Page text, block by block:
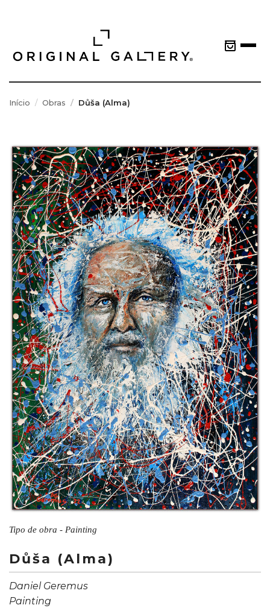
Início Obras Důša (Alma)
Tipo de obra - Painting
Důša (Alma)
Daniel Geremus
Painting